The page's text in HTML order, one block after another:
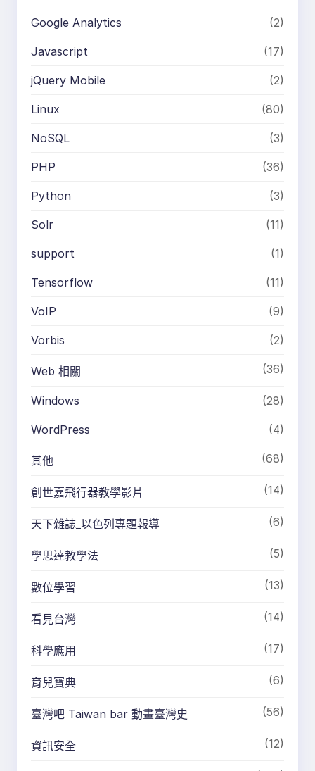
Google Analytics (2)
Javascript (17)
jQuery Mobile (2)
Linux (80)
NoSQL (3)
PHP (36)
Python (3)
Solr (11)
support (1)
Tensorflow (11)
VoIP (9)
Vorbis (2)
Web 相關 (36)
Windows (28)
WordPress (4)
其他 (68)
創世嘉飛行器教學影片 (14)
天下雜誌_以色列專題報導 (6)
學思達教學法 (5)
數位學習 (13)
看見台灣 (14)
科學應用 (17)
育兒寶典 (6)
臺灣吧 Taiwan bar 動畫臺灣史 (56)
資訊安全 (12)